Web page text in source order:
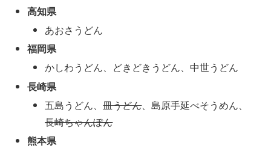
高知県
あおさうどん
福岡県
かしわうどん、どきどきうどん、中世うどん
長崎県
五島うどん、皿うどん、島原手延べそうめん、
長崎ちゃんぽん
熊本県